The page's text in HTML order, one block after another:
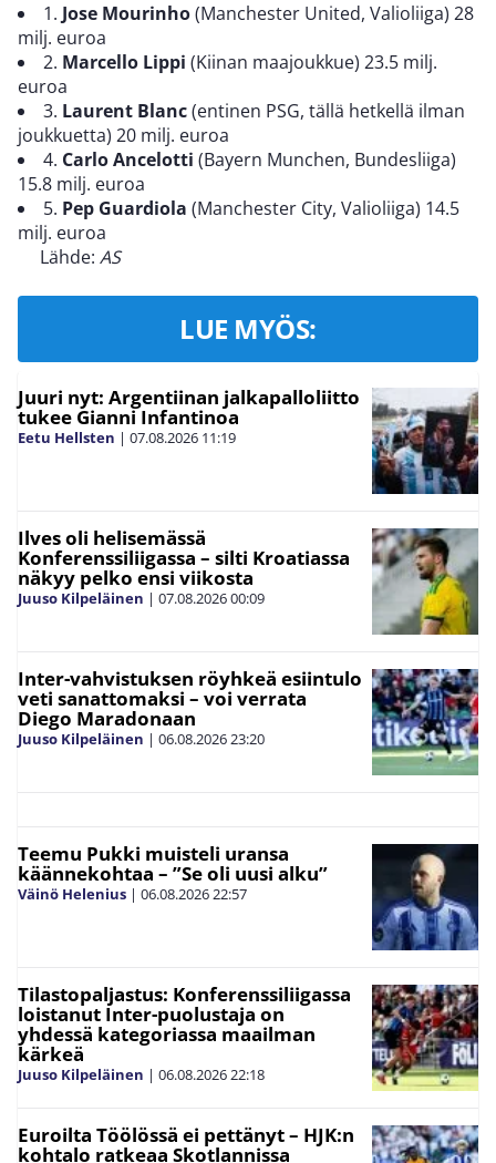
1. Jose Mourinho(Manchester United, Valioliiga) 28
milj. euroa
2. Marcello Lippi (Kiinan maajoukkue) 23.5 milj.
euroa
3. Laurent Blanc(entinen PSG, tällä hetkellä ilman
joukkuetta) 20 milj. euroa
4. Carlo Ancelotti (Bayern Munchen, Bundesliiga)
15.8 milj. euroa
5. Pep Guardiola (Manchester City, Valioliiga) 14.5
milj. euroa
Lähde: AS
LUE MYÖS:
Juuri nyt: Argentiinan jalkapalloliitto
tukee Gianni Infantinoa
Eetu Hellsten | 07.08.2026 11:19
Ilves oli helisemässä
Konferenssiliigassa – silti Kroatiassa
näkyy pelko ensi viikosta
Juuso Kilpeläinen | 07.08.202600:09
Inter-vahvistuksen röyhkeä esiintulo
veti sanattomaksi – voi verrata
Diego Maradonaan
Juuso Kilpeläinen | 06.08.202623:20
Teemu Pukki muisteli uransa
käännekohtaa – ”Se oli uusi alku”
Väinö Helenius | 06.08.202622:57
Tilastopaljastus: Konferenssiliigassa
loistanut Inter-puolustaja on
yhdessä kategoriassa maailman
kärkeä
Juuso Kilpeläinen | 06.08.202622:18
Euroilta Töölössä ei pettänyt – HJK:n
kohtalo ratkeaa Skotlannissa